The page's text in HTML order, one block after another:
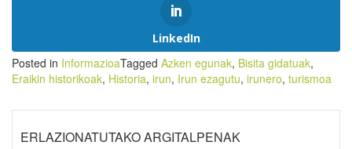
LinkedIn
Posted in InformazioaTagged Azken egunak, Bisita gidatuak,
Eraikin historikoak, Historia, irun, Irun ezagutu, irunero, turismoa
ERLAZIONATUTAKO ARGITALPENAK